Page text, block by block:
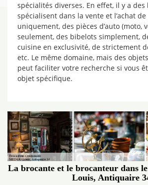
spécialités diverses. En effet, il y a
spécialisent dans la vente et l’achat
uniquement, des pièces d’auto (moto,
seulement, des bibelots simplement,
cuisine en exclusivité, de strictement
etc. Le même domaine, mais des
peut faciliter votre recherche si vous
objet spécifique.
La brocante et le brocanteur dans
Louis, Antiquaire